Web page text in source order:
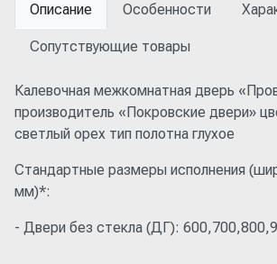
Описание Особенности
Сопутствующие товары
Калевочная межкомнатная дверь
производитель «Покровские двери»
светлый орех тип полотна глухое
Стандартные размеры исполнения
мм)*:
- Двери без стекла (ДГ):